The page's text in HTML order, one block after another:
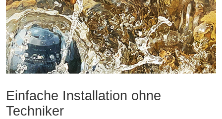
Einfache Installation ohne
Techniker